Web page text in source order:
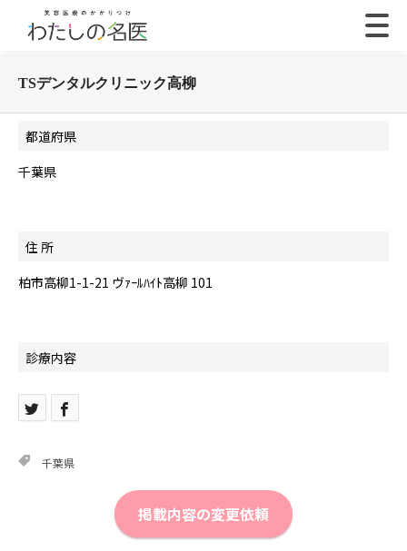
TSデンタルクリニック高柳
都道府県
千葉県
住 所
柏市高柳1-1-21 ヴｧｰﾙﾊｲﾄ高柳 101
診療内容
千葉県
掲載内容の変更依頼